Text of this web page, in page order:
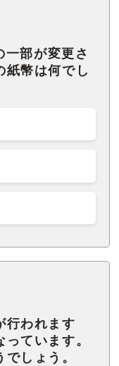
部が変更さ
紙幣は何でし
行われます
ています。
しょう。